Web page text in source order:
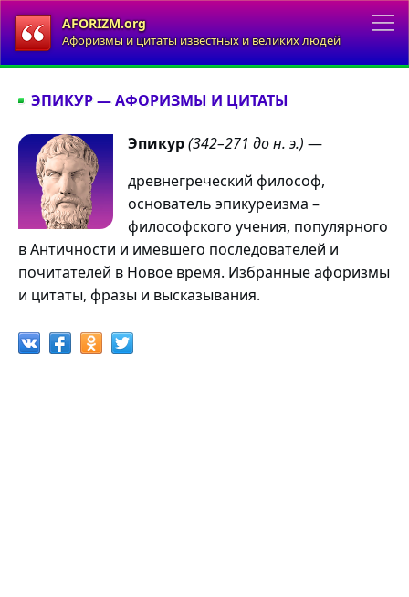
AFORIZM.org
Афоризмы и цитаты известных и великих людей
ЭПИКУР — АФОРИЗМЫ И ЦИТАТЫ
Эпикур(342–271 до н. э.) —
древнегреческий философ,
основатель эпикуреизма –
философского учения, популярного
в Античности и имевшего последователей и
почитателей в Новое время. Избранные афоризмы
и цитаты, фразы и высказывания.